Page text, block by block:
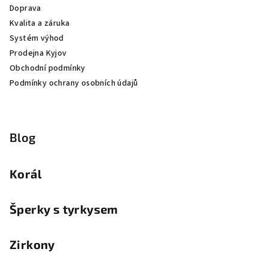
Doprava
Kvalita a záruka
Systém výhod
Prodejna Kyjov
Obchodní podmínky
Podmínky ochrany osobních údajů
Blog
Korál
Šperky s tyrkysem
Zirkony